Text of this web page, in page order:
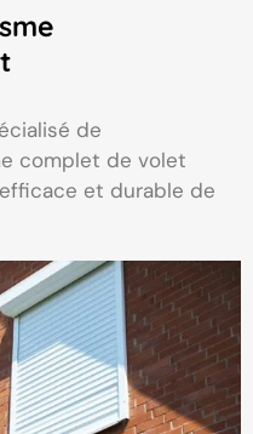
de
complet de volet
et durable de